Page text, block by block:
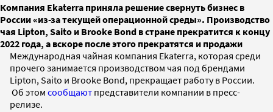
Компания Ekaterra приняла решение свернуть бизнес в
России «из-за текущей операционной среды». Производство
чая Lipton, Saito и Brooke Bond в стране прекратится к концу
2022 года, а вскоре после этого прекратятся и продажи
Международная чайная компания Ekaterra, которая среди
прочего занимается производством чая под брендами
Lipton, Saito и Brooke Bond, прекращает работу в России.
Об этом сообщают представители компании в пресс-
релизе.